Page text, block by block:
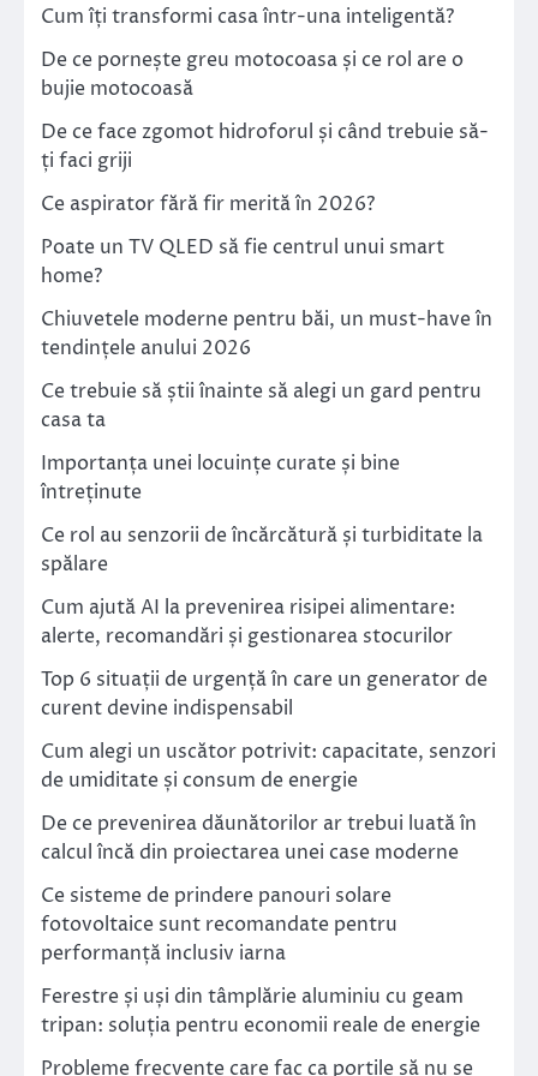
Cum îți transformi casa într-una inteligentă?
De ce pornește greu motocoasa și ce rol are o
bujie motocoasă
De ce face zgomot hidroforul și când trebuie să-
ți faci griji
Ce aspirator fără fir merită în 2026?
Poate un TV QLED să fie centrul unui smart
home?
Chiuvetele moderne pentru băi, un must-have în
tendințele anului 2026
Ce trebuie să știi înainte să alegi un gard pentru
casa ta
Importanța unei locuințe curate și bine
întreținute
Ce rol au senzorii de încărcătură și turbiditate la
spălare
Cum ajută AI la prevenirea risipei alimentare:
alerte, recomandări și gestionarea stocurilor
Top 6 situații de urgență în care un generator de
curent devine indispensabil
Cum alegi un uscător potrivit: capacitate, senzori
de umiditate și consum de energie
De ce prevenirea dăunătorilor ar trebui luată în
calcul încă din proiectarea unei case moderne
Ce sisteme de prindere panouri solare
fotovoltaice sunt recomandate pentru
performanță inclusiv iarna
Ferestre și uși din tâmplărie aluminiu cu geam
tripan: soluția pentru economii reale de energie
Probleme frecvente care fac ca porțile să nu se